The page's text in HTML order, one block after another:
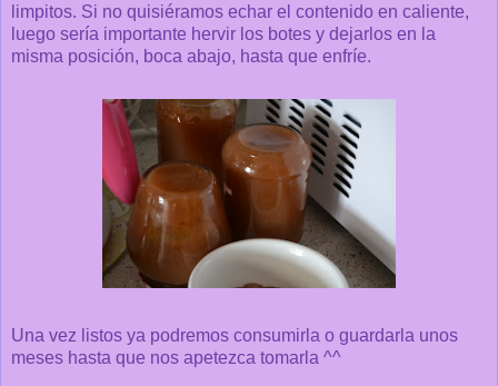
limpitos. Si no quisiéramos echar el contenido en caliente,
luego sería importante hervir los botes y dejarlos en la
misma posición, boca abajo, hasta que enfríe.
Una vez listos ya podremos consumirla o guardarla unos
meses hasta que nos apetezca tomarla ^^